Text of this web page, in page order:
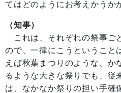
てはどのようにお考えかうか
（知事）
これは、それぞれの祭事ご
ので、一律にこうということ
えば秋葉まつりのような、か
るような大きな祭りでも、従
は、なかなか祭りの担い手確